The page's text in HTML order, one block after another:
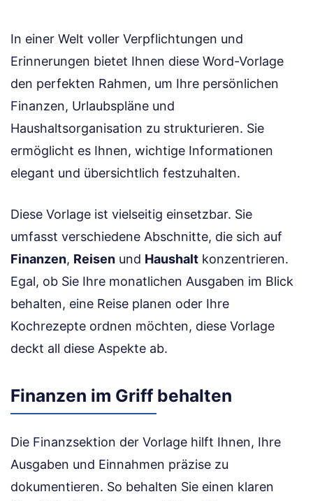
In einer Welt voller Verpflichtungen und
Erinnerungen bietet Ihnen diese Word-Vorlage
den perfekten Rahmen, um Ihre persönlichen
Finanzen, Urlaubspläne und
Haushaltsorganisation zu strukturieren. Sie
ermöglicht es Ihnen, wichtige Informationen
elegant und übersichtlich festzuhalten.
Diese Vorlage ist vielseitig einsetzbar. Sie
umfasst verschiedene Abschnitte, die sich auf
Finanzen, Reisen und Haushalt konzentrieren.
Egal, ob Sie Ihre monatlichen Ausgaben im Blick
behalten, eine Reise planen oder Ihre
Kochrezepte ordnen möchten, diese Vorlage
deckt all diese Aspekte ab.
Finanzen im Griff behalten
Die Finanzsektion der Vorlage hilft Ihnen, Ihre
Ausgaben und Einnahmen präzise zu
dokumentieren. So behalten Sie einen klaren